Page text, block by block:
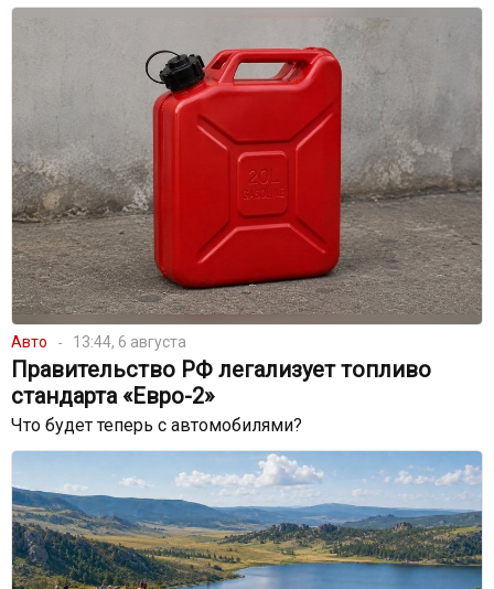
Авто 13:44, 6 августа
Правительство РФ легализует топливо
стандарта «Евро-2»
Что будет теперь с автомобилями?